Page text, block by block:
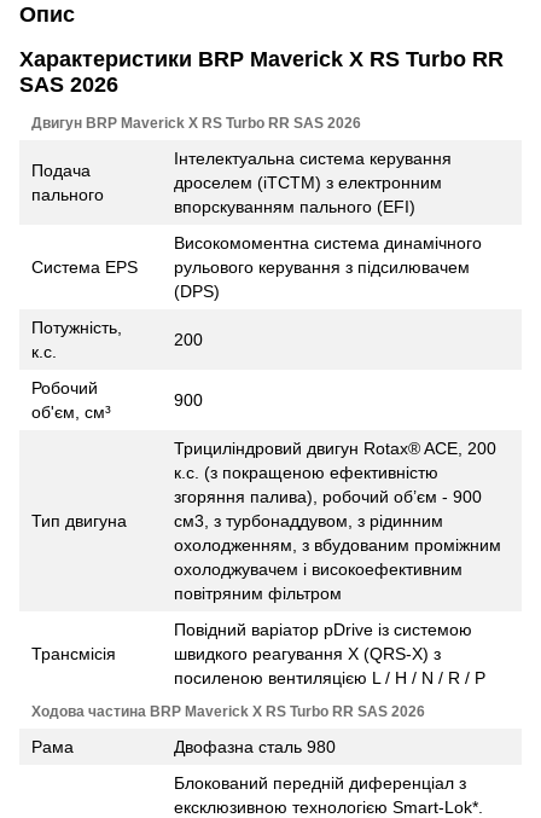
Опис
Характеристики BRP Maverick X RS Turbo RR
SAS 2026
Двигун BRP Maverick X RS Turbo RR SAS 2026
Подача
пального
Інтелектуальна система керування
дроселем (iTCTM) з електронним
впорскуванням пального (EFI)
Система EPS
Високомоментна система динамічного
рульового керування з підсилювачем
(DPS)
Потужність,
к.с.
200
Робочий
об'єм, см³
900
Тип двигуна
Трициліндровий двигун Rotax® ACE, 200
к.с. (з покращеною ефективністю
згоряння палива), робочий об’єм - 900
см3, з турбонаддувом, з рідинним
охолодженням, з вбудованим проміжним
охолоджувачем і високоефективним
повітряним фільтром
Трансмісія
Повідний варіатор рDrive із системою
швидкого реагування Х (QRS-Х) з
посиленою вентиляцією L / H / N / R / P
Ходова частина BRP Maverick X RS Turbo RR SAS 2026
Рама Двофазна сталь 980
Блокований передній диференціал з
ексклюзивною технологією Smart-Lok*.